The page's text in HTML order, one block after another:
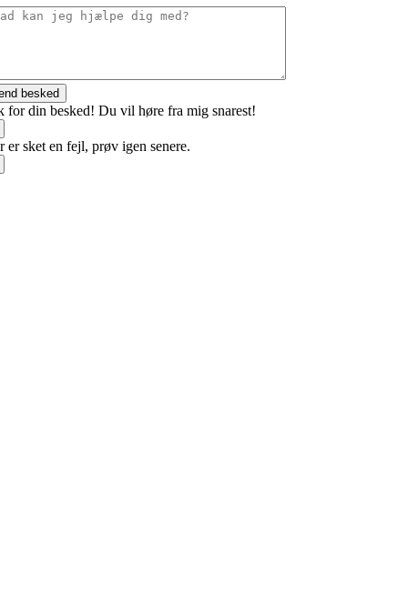
besked
for din besked! Du vil høre fra mig snarest!
er sket en fejl, prøv igen senere.